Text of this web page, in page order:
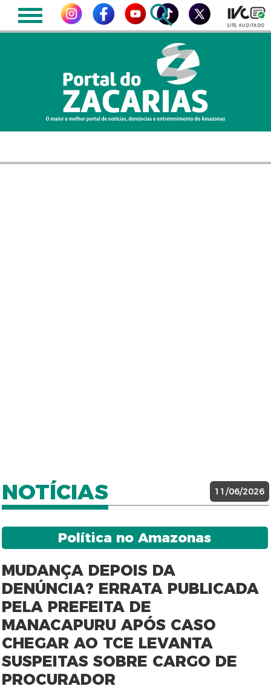
NOTÍCIAS 11/06/2026
Política no Amazonas
MUDANÇA DEPOIS DA
DENÚNCIA? ERRATA PUBLICADA
PELA PREFEITA DE
MANACAPURU APÓS CASO
CHEGAR AO TCE LEVANTA
SUSPEITAS SOBRE CARGO DE
PROCURADOR